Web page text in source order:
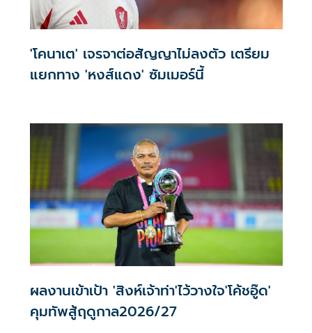
'โคนาเต' เจรจาต่อสัญญาไม่ลงตัว เตรียม
แยกทาง 'หงส์แดง' ซัมเมอร์นี้
ผลงานเข้าเป้า 'สิงห์เจ้าท่า'ไว้วางใจ'โค้ชอู๊ด'
คุมทัพสู้ฤดูกาล2026/27